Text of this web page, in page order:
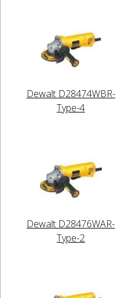
Dewalt D28474WBR-
Type-4
Dewalt D28476WAR-
Type-2